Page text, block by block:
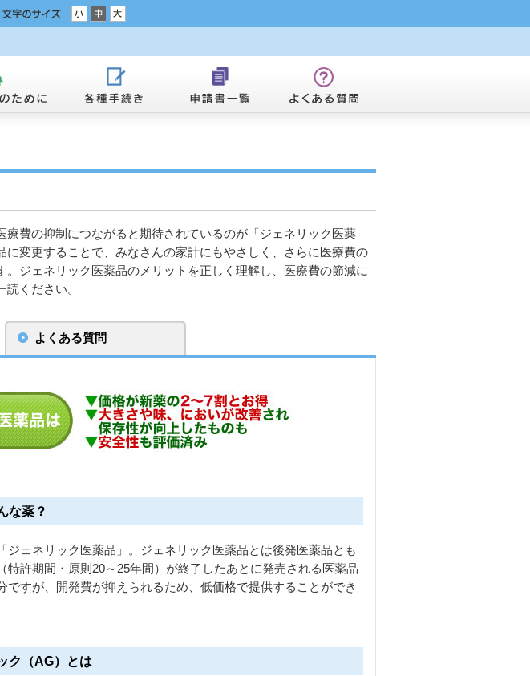
療費の抑制につながると期待されているのが「ジェネリック医薬
に変更することで、みなさんの家計にもやさしく、さらに医療費の
。ジェネリック医薬品のメリットを正しく理解し、医療費の節減に
ください。
よくある質問
な薬？
ジェネリック医薬品」。ジェネリック医薬品とは後発医薬品とも
特許期間・原則20～25年間）が終了したあとに発売される医薬品
ですが、開発費が抑えられるため、低価格で提供することができ
ク（AG）とは